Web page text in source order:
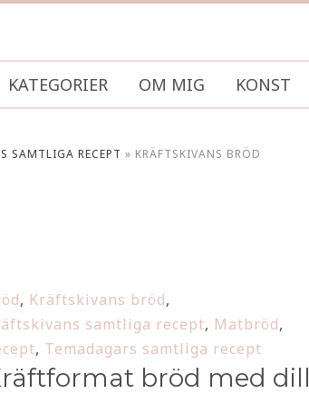
KATEGORIER OM MIG KONST
SAMTLIGA RECEPT » KRÄFTSKIVANS BRÖD
, Kräftskivans bröd,
samtliga recept, Matbröd,
, Temadagars samtliga recept
bröd med dill